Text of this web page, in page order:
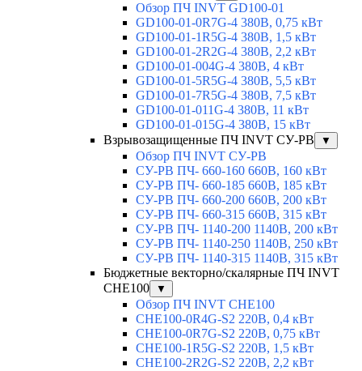
Обзор ПЧ INVT GD100-01
GD100-01-0R7G-4 380В, 0,75 кВт
GD100-01-1R5G-4 380В, 1,5 кВт
GD100-01-2R2G-4 380В, 2,2 кВт
GD100-01-004G-4 380В, 4 кВт
GD100-01-5R5G-4 380В, 5,5 кВт
GD100-01-7R5G-4 380В, 7,5 кВт
GD100-01-011G-4 380В, 11 кВт
GD100-01-015G-4 380В, 15 кВт
Взрывозащищенные ПЧ INVT СУ-РВ
▼
Обзор ПЧ INVT СУ-РВ
СУ-РВ ПЧ- 660-160 660В, 160 кВт
СУ-РВ ПЧ- 660-185 660В, 185 кВт
СУ-РВ ПЧ- 660-200 660В, 200 кВт
СУ-РВ ПЧ- 660-315 660В, 315 кВт
СУ-РВ ПЧ- 1140-200 1140В, 200 кВт
СУ-РВ ПЧ- 1140-250 1140В, 250 кВт
СУ-РВ ПЧ- 1140-315 1140В, 315 кВт
Бюджетные векторно/скалярные ПЧ INVT
CHE100
▼
Обзор ПЧ INVT CHE100
CHE100-0R4G-S2 220В, 0,4 кВт
CHE100-0R7G-S2 220В, 0,75 кВт
CHE100-1R5G-S2 220В, 1,5 кВт
CHE100-2R2G-S2 220В, 2,2 кВт